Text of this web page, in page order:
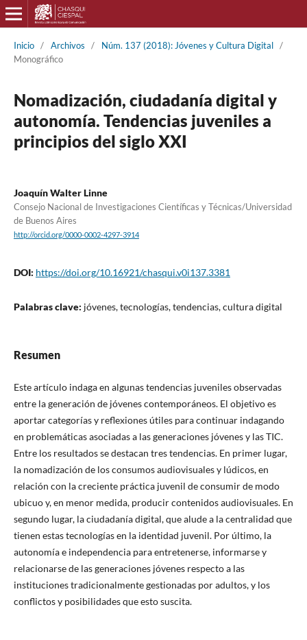
Inicio / Archivos / Núm. 137 (2018): Jóvenes y Cultura Digital /
Monográfico
Nomadización, ciudadanía digital y
autonomía. Tendencias juveniles a
principios del siglo XXI
Joaquín Walter Linne
Consejo Nacional de Investigaciones Científicas y Técnicas/Universidad
de Buenos Aires
http://orcid.org/0000-0002-4297-3914
DOI: https://doi.org/10.16921/chasqui.v0i137.3381
Palabras clave: jóvenes, tecnologías, tendencias, cultura digital
Resumen
Este artículo indaga en algunas tendencias juveniles observadas
entre la generación de jóvenes contemporáneos. El objetivo es
aportar categorías y reflexiones útiles para continuar indagando
en problemáticas asociadas a las generaciones jóvenes y las TIC.
Entre los resultados se destacan tres tendencias. En primer lugar,
la nomadización de los consumos audiovisuales y lúdicos, en
relación con la creciente práctica juvenil de consumir de modo
ubicuo y, en menor medida, producir contenidos audiovisuales. En
segundo lugar, la ciudadanía digital, que alude a la centralidad que
tienen estas tecnologías en la identidad juvenil. Por último, la
autonomía e independencia para entretenerse, informarse y
relacionarse de las generaciones jóvenes respecto a las
instituciones tradicionalmente gestionadas por adultos, y los
conflictos y posibilidades que esto suscita.